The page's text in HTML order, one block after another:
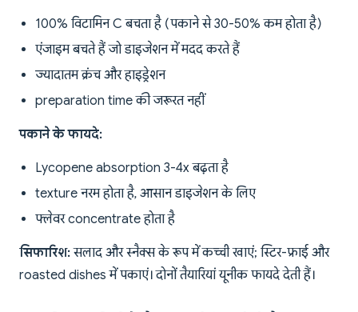
100% विटामिन C बचता है (पकाने से 30-50% कम होता है)
एंजाइम बचते हैं जो डाइजेशन में मदद करते हैं
ज्यादातम क्रंच और हाइड्रेशन
preparation time की जरूरत नहीं
पकाने के फायदे:
Lycopene absorption 3-4x बढ़ता है
texture नरम होता है, आसान डाइजेशन के लिए
फ्लेवर concentrate होता है
सिफारिश:सलाद और स्नैक्स के रूप में कच्ची खाएं; स्टिर-फ्राई और
roasted dishes में पकाएं। दोनों तैयारियां यूनीक फायदे देती हैं।